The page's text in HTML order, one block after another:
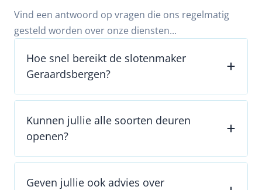
Vind een antwoord op vragen die ons regelmatig
gesteld worden over onze diensten...
Hoe snel bereikt de slotenmaker
Geraardsbergen?
Kunnen jullie alle soorten deuren
openen?
Geven jullie ook advies over